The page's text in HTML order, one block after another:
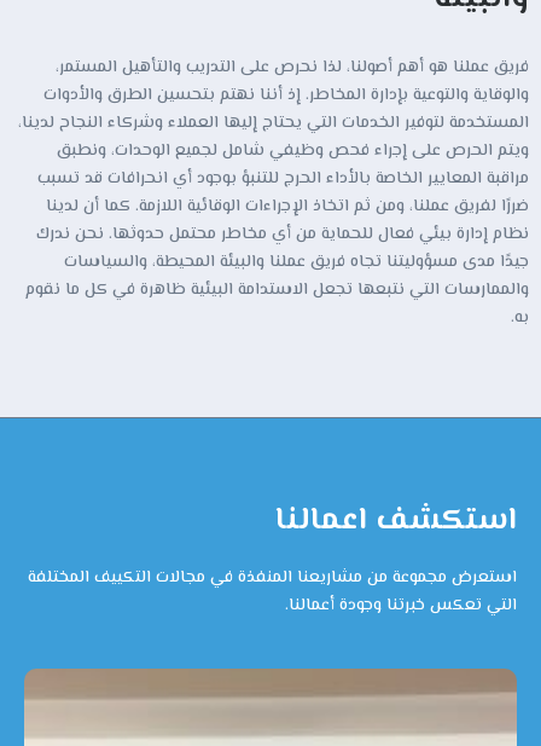
فريق عملنا هو أهم أصولنا، لذا نحرص على التدريب والتأهيل المستمر،
والوقاية والتوعية بإدارة المخاطر. إذ أننا نهتم بتحسين الطرق والأدوات
المستخدمة لتوفير الخدمات التي يحتاج إليها العملاء وشركاء النجاح لدينا،
ويتم الحرص على إجراء فحص وظيفي شامل لجميع الوحدات، ونطبق
مراقبة المعايير الخاصة بالأداء الحرج للتنبؤ بوجود أي انحرافات قد تسبب
ضررًا لفريق عملنا، ومن ثم اتخاذ الإجراءات الوقائية اللازمة. كما أن لدينا
نظام إدارة بيئي فعال للحماية من أي مخاطر محتمل حدوثها. نحن ندرك
جيدًا مدى مسؤوليتنا تجاه فريق عملنا والبيئة المحيطة، والسياسات
والممارسات التي نتبعها تجعل الاستدامة البيئية ظاهرة في كل ما نقوم
به.
استكشف اعمالنا
استعرض مجموعة من مشاريعنا المنفذة في مجالات التكييف المختلفة
التي تعكس خبرتنا وجودة أعمالنا.